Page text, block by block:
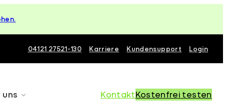
04121 27521-130 Karriere Kundensupport Login
uns KontaktKostenfrei testen